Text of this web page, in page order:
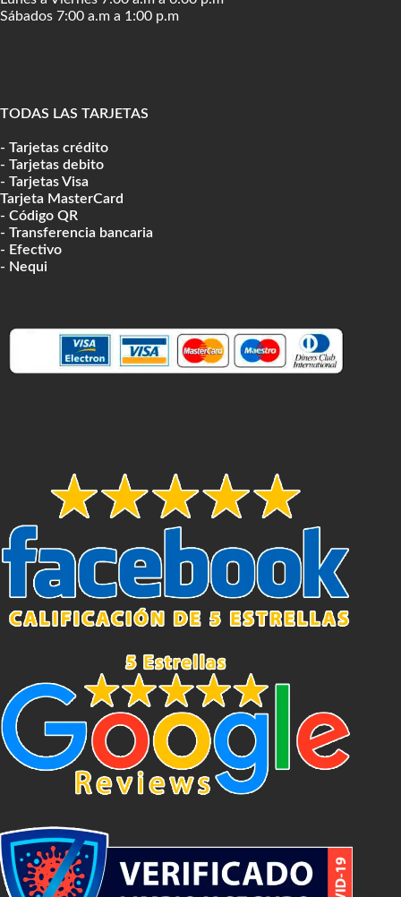
Sábados 7:00 a.m a 1:00 p.m
TODAS LAS TARJETAS
- Tarjetas crédito
- Tarjetas debito
- Tarjetas Visa
Tarjeta MasterCard
- Código QR
- Transferencia bancaria
- Efectivo
- Nequi